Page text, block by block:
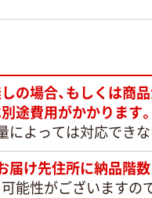
の場合、もしくは商
途費用がかかります。
によっては対応でき
届け先住所に納品階数
能性がございますの